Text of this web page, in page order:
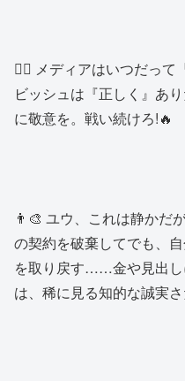
👱‍♂️ メディアはいつだっ
ビッシュは『正しく』あ
に敬意を。戦い続けろ!🔥
👨‍🎨 ユウ、これは静かだ
の契約を破棄してでも、
を取り戻す……金や見出し
は、稀に見る知的な誠実さ